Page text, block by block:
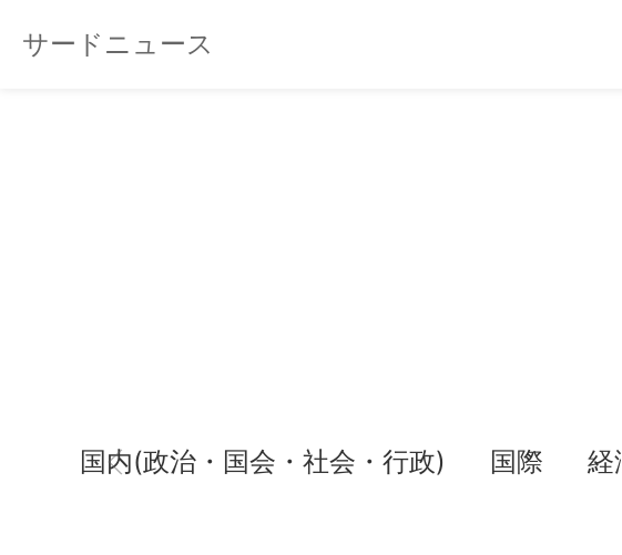
サードニュース
国内(政治・国会・社会・行政) 国際 経